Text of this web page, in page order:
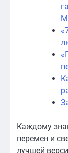
Каждому
перемен и
лучшей